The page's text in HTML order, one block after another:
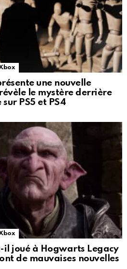
une nouvelle
le mystère derrière
PS5 et PS4
il joué à Hogwarts Legacy
de mauvaises nouvelles